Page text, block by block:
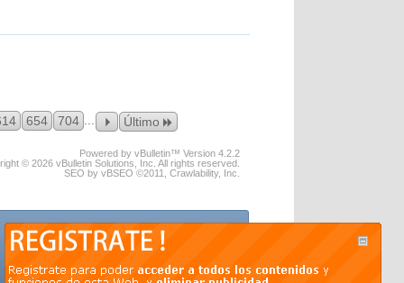
654 704 Último
Powered by vBulletin™ Version 4.2.2
© 2026 vBulletin Solutions, Inc. All rights reserved.
SEO by vBSEO ©2011, Crawlability, Inc.